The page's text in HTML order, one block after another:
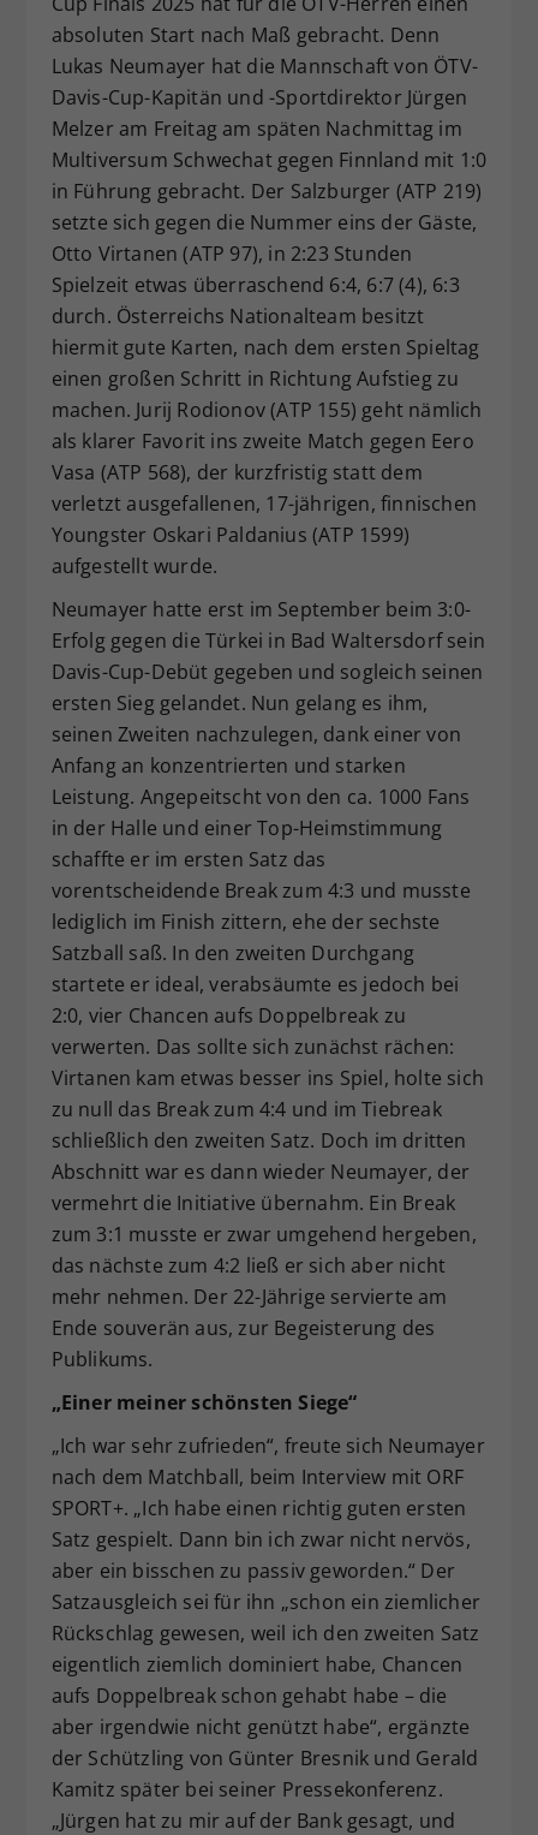
absoluten Start nach Maß gebracht. Denn
Lukas Neumayer hat die Mannschaft von ÖTV-
Davis-Cup-Kapitän und -Sportdirektor Jürgen
Melzer am Freitag am späten Nachmittag im
Multiversum Schwechat gegen Finnland mit 1:0
in Führung gebracht. Der Salzburger (ATP 219)
setzte sich gegen die Nummer eins der Gäste,
Otto Virtanen (ATP 97), in 2:23 Stunden
Spielzeit etwas überraschend 6:4, 6:7 (4), 6:3
durch. Österreichs Nationalteam besitzt
hiermit gute Karten, nach dem ersten Spieltag
einen großen Schritt in Richtung Aufstieg zu
machen. Jurij Rodionov (ATP 155) geht nämlich
als klarer Favorit ins zweite Match gegen Eero
Vasa (ATP 568), der kurzfristig statt dem
verletzt ausgefallenen, 17-jährigen, finnischen
Youngster Oskari Paldanius (ATP 1599)
aufgestellt wurde.
Neumayer hatte erst im September beim 3:0-
Erfolg gegen die Türkei in Bad Waltersdorf sein
Davis-Cup-Debüt gegeben und sogleich seinen
ersten Sieg gelandet. Nun gelang es ihm,
seinen Zweiten nachzulegen, dank einer von
Anfang an konzentrierten und starken
Leistung. Angepeitscht von den ca. 1000 Fans
in der Halle und einer Top-Heimstimmung
schaffte er im ersten Satz das
vorentscheidende Break zum 4:3 und musste
lediglich im Finish zittern, ehe der sechste
Satzball saß. In den zweiten Durchgang
startete er ideal, verabsäumte es jedoch bei
2:0, vier Chancen aufs Doppelbreak zu
verwerten. Das sollte sich zunächst rächen:
Virtanen kam etwas besser ins Spiel, holte sich
zu null das Break zum 4:4 und im Tiebreak
schließlich den zweiten Satz. Doch im dritten
Abschnitt war es dann wieder Neumayer, der
vermehrt die Initiative übernahm. Ein Break
zum 3:1 musste er zwar umgehend hergeben,
das nächste zum 4:2 ließ er sich aber nicht
mehr nehmen. Der 22-Jährige servierte am
Ende souverän aus, zur Begeisterung des
Publikums.
„Einer meiner schönsten Siege“
„Ich war sehr zufrieden“, freute sich Neumayer
nach dem Matchball, beim Interview mit ORF
SPORT+. „Ich habe einen richtig guten ersten
Satz gespielt. Dann bin ich zwar nicht nervös,
aber ein bisschen zu passiv geworden.“ Der
Satzausgleich sei für ihn „schon ein ziemlicher
Rückschlag gewesen, weil ich den zweiten Satz
eigentlich ziemlich dominiert habe, Chancen
aufs Doppelbreak schon gehabt habe – die
aber irgendwie nicht genützt habe“, ergänzte
der Schützling von Günter Bresnik und Gerald
Kamitz später bei seiner Pressekonferenz.
„Jürgen hat zu mir auf der Bank gesagt, und
Zweck
Dieser Wert speichert Ihre Consent-
Einstellungen. Unter anderem eine
zufällig generierte ID, für die
historische Speicherung Ihrer
vorgenommen Einstellungen, falls der
Webseiten-Betreiber dies eingestellt
hat.